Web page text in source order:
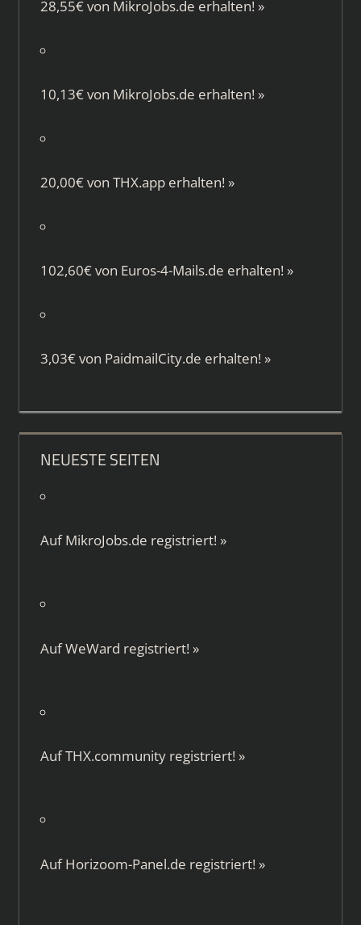
28,55€ von MikroJobs.de erhalten! »
10,13€ von MikroJobs.de erhalten! »
20,00€ von THX.apperhalten! »
102,60€ von Euros-4-Mails.de erhalten! »
3,03€ von PaidmailCity.de erhalten! »
NEUESTE SEITEN
AufMikroJobs.de registriert! »
AufWeWard registriert! »
AufTHX.communityregistriert! »
AufHorizoom-Panel.de registriert! »